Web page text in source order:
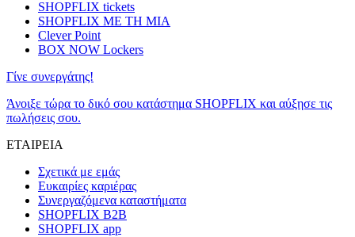
SHOPFLIX tickets
SHOPFLIX ΜΕ ΤΗ ΜΙΑ
Clever Point
BOX NOW Lockers
Γίνε συνεργάτης!
Άνοιξε τώρα το δικό σου κατάστημα SHOPFLIX και αύξησε τις
πωλήσεις σου.
ΕΤΑΙΡΕΙΑ
Σχετικά με εμάς
Ευκαιρίες καριέρας
Συνεργαζόμενα καταστήματα
SHOPFLIX B2B
SHOPFLIX app